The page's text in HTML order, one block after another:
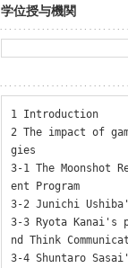
学位授与機関
1 Introduction
2 The impact of
gies
3-1 The Moonshot
ent Program
3-2 Junichi
3-3 Ryota Kanai's
nd Think
3-4 Shuntaro